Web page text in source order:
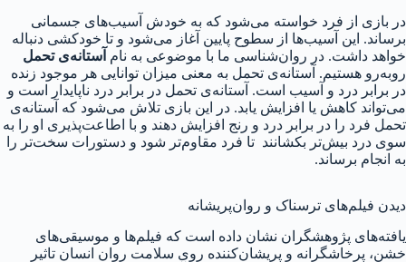
در بازی از فرد خواسته می‌شود که به خودش آسیب‌های جسمانی
برساند. این آسیب‌ها از سطوح پایین آغاز می‌شود و تا خودکشی دنباله
خواهد داشت. در روان‌شناسی ما با موضوعی به نام آستانه‌ی تحمل
روبه‌رو هستیم. آستانه‌ی تحمل به معنی میزان توانایی هر موجود زنده
در برابر درد و آسیب است. آستانه‌ی تحمل در برابر درد ناپایدار است و
می‌تواند کاهش یا افزایش یابد. در این بازی تلاش می‌شود که آستانه‌ی
تحمل فرد را در برابر درد و رنج افزایش دهند و با اطاعت‌پذیری او را به
سوی درد بیش‌تر بکشانند تا فرد مقاوم‌تر شود و دستورات سخت‌تر را
به انجام برساند.
دیدن فیلم‌های ترسناک و روان‌پریشانه
یافته‌‌های پژوهشگران نشان داده است که فیلم‌ها و موسیقی‌های
خشن، پرخاشگرانه و پریشان‌کننده روی سلامت روان انسان تاثیر